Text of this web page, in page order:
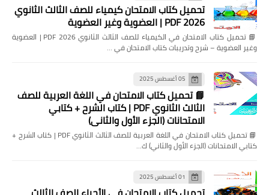
تحميل كتاب الامتحان كيمياء للصف الثالث الثانوي
2026 PDF | العضوية وغير العضوية
📘 تحميل كتاب الامتحان في الكيمياء للصف الثالث الثانوي 2026 PDF | العضوية
وغير العضوية – شرح وتدريبات كتاب الامتحان في …
05 أغسطس 2025
📘 تحميل كتاب الامتحان في اللغة العربية للصف
الثالث الثانوي PDF | كتاب الشرح + كتابي
الامتحانات (الجزء الأول والثاني)
📘 تحميل كتاب الامتحان في اللغة العربية للصف الثالث الثانوي PDF | كتاب الشرح +
كتابي الامتحانات (الجزء الأول والثاني) ك…
01 أغسطس 2025